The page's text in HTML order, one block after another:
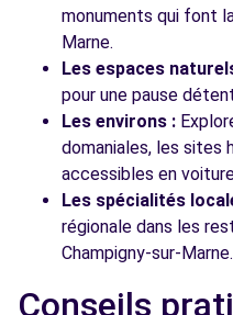
monuments qui font
Marne.
Les espaces
pour une pause
Les environs :
domaniales, les sites
accessibles en
Les spécialités
régionale dans les
Champigny-sur-Marne.
Conseils